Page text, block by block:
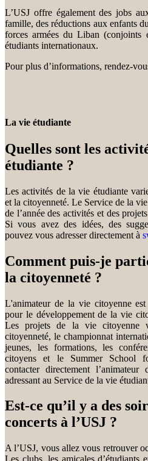
L’USJ offre également des jobs
famille, des réductions aux enfants
forces armées du Liban (conjoints
étudiants internationaux.
Pour plus d’informations, rendez-
La vie étudiante
Quelles sont les
étudiante ?
Les activités de la vie étudiante
et la citoyenneté. Le Service de la
de l’année des activités et des
Si vous avez des idées, des
pouvez vous adresser directement à
Comment puis-je
la citoyenneté ?
L'animateur de la vie citoyenne
pour le développement de la vie
Les projets de la vie citoyenne
citoyenneté, le championnat
jeunes, les formations, les
citoyens et le Summer School
contacter directement
adressant au Service de la vie
Est-ce qu’il y a des
concerts à l’USJ ?
A l’USJ, vous allez vous retrouver